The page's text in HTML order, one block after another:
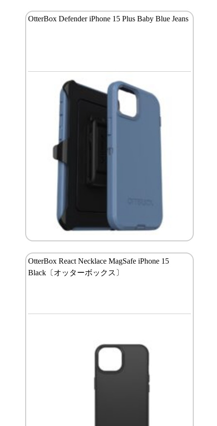
OtterBox Defender iPhone 15 Plus Baby Blue Jeans
OtterBox React Necklace MagSafe iPhone 15
Black〔オッターボックス〕